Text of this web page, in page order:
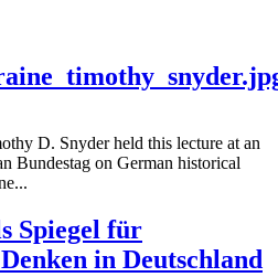
D. Snyder held this lecture at an
Bundestag on German historical
Spiegel für
in Deutschland